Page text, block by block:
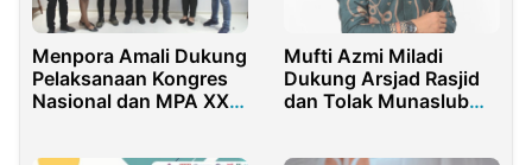
Menpora Amali Dukung
Pelaksanaan Kongres
Nasional dan MPA XXXI
Mufti Azmi Miladi
Dukung Arsjad Rasjid
dan Tolak Munaslub